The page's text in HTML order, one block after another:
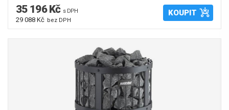
35 196 Kč s DPH
29 088 Kč bez DPH
KOUPIT